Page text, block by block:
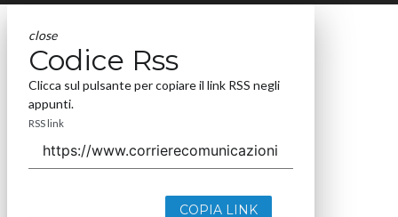
close
Codice Rss
Clicca sul pulsante per copiare il link RSS negli
appunti.
RSS link
COPIA LINK